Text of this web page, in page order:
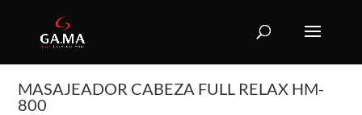
MASAJEADOR CABEZA FULL RELAX HM-
800